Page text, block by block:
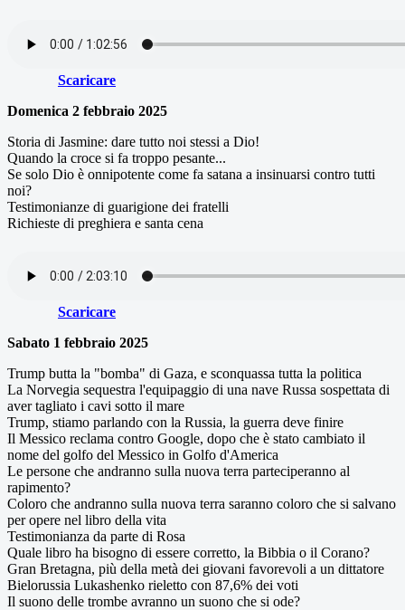
Scaricare
Domenica 2 febbraio 2025
Storia di Jasmine: dare tutto noi stessi a Dio!
Quando la croce si fa troppo pesante...
Se solo Dio è onnipotente come fa satana a insinuarsi contro tutti
noi?
Testimonianze di guarigione dei fratelli
Richieste di preghiera e santa cena
Scaricare
Sabato 1 febbraio 2025
Trump butta la "bomba" di Gaza, e sconquassa tutta la politica
La Norvegia sequestra l'equipaggio di una nave Russa sospettata di
aver tagliato i cavi sotto il mare
Trump, stiamo parlando con la Russia, la guerra deve finire
Il Messico reclama contro Google, dopo che è stato cambiato il
nome del golfo del Messico in Golfo d'America
Le persone che andranno sulla nuova terra parteciperanno al
rapimento?
Coloro che andranno sulla nuova terra saranno coloro che si salvano
per opere nel libro della vita
Testimonianza da parte di Rosa
Quale libro ha bisogno di essere corretto, la Bibbia o il Corano?
Gran Bretagna, più della metà dei giovani favorevoli a un dittatore
Bielorussia Lukashenko rieletto con 87,6% dei voti
Il suono delle trombe avranno un suono che si ode?